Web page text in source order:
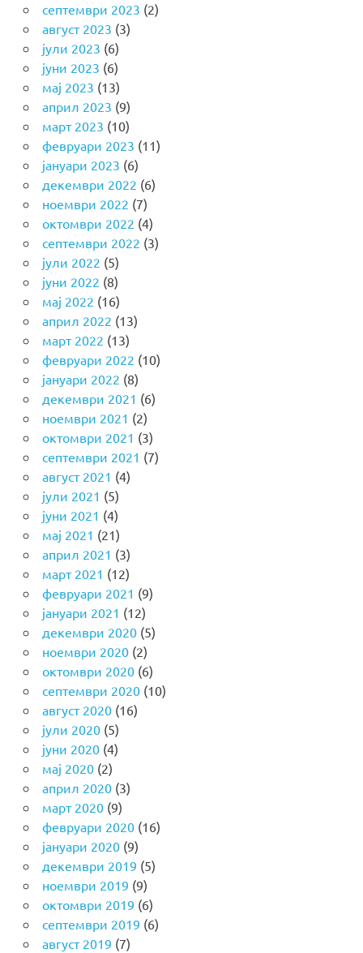
септември 2023 (2)
август 2023 (3)
јули 2023 (6)
јуни 2023 (6)
мај 2023 (13)
април 2023 (9)
март 2023 (10)
февруари 2023 (11)
јануари 2023 (6)
декември 2022 (6)
ноември 2022 (7)
октомври 2022 (4)
септември 2022 (3)
јули 2022 (5)
јуни 2022 (8)
мај 2022 (16)
април 2022 (13)
март 2022 (13)
февруари 2022 (10)
јануари 2022 (8)
декември 2021 (6)
ноември 2021 (2)
октомври 2021 (3)
септември 2021 (7)
август 2021 (4)
јули 2021 (5)
јуни 2021 (4)
мај 2021 (21)
април 2021 (3)
март 2021 (12)
февруари 2021 (9)
јануари 2021 (12)
декември 2020(5)
ноември 2020(2)
октомври 2020(6)
септември 2020(10)
август 2020(16)
јули 2020(5)
јуни 2020(4)
мај 2020(2)
април 2020(3)
март 2020(9)
февруари 2020(16)
јануари 2020(9)
декември 2019 (5)
ноември 2019 (9)
октомври 2019 (6)
септември 2019 (6)
август 2019 (7)